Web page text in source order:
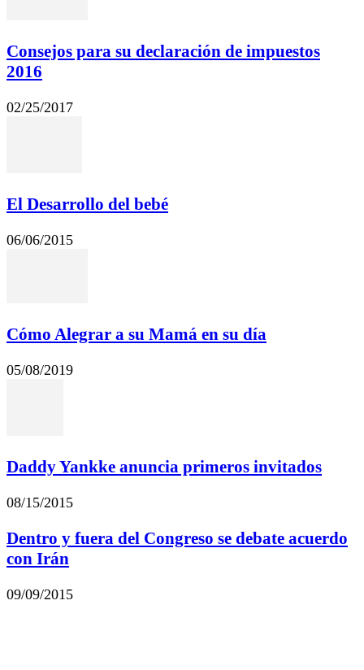
Consejos para su declaración de impuestos
2016
02/25/2017
El Desarrollo del bebé
06/06/2015
Cómo Alegrar a su Mamá en su día
05/08/2019
Daddy Yankke anuncia primeros invitados
08/15/2015
Dentro y fuera del Congreso se debate acuerdo
con Irán
09/09/2015